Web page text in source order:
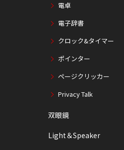
電卓
電子辞書
クロック&タイマー
ポインター
ページクリッカー
Privacy Talk
双眼鏡
Light＆Speaker